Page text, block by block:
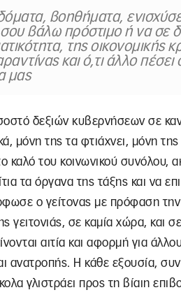
βοηθήματα,
βάλω πρόστιμο ή να σε
της οικονομικής
και ό,τι άλλο πέσει
μας
δεξιών κυβερνήσεων σε
μόνη της τα φτιάχνει, μόνη
καλό του κοινωνικού συνόλου,
τα όργανα της τάξης και να
ο γείτονας με πρόφαση την
γειτονιάς, σε καμία χώρα, και
αιτία και αφορμή για
ανατροπής. Η κάθε εξουσία,
γλιστράει προς τη βίαιη